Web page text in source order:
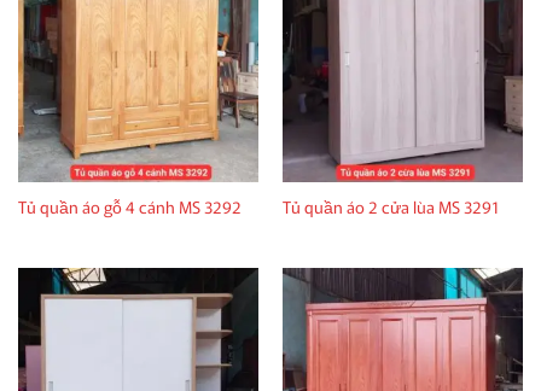
Tủ quần áo gỗ 4 cánh MS 3292 Tủ quần áo 2 cửa lùa MS 3291